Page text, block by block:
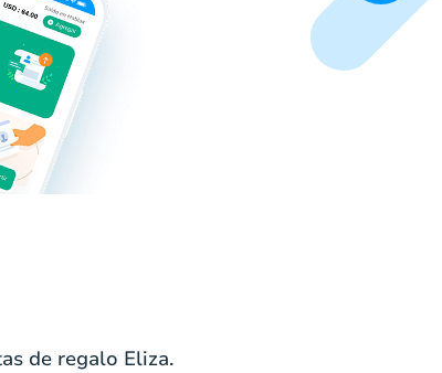
de regalo Eliza.